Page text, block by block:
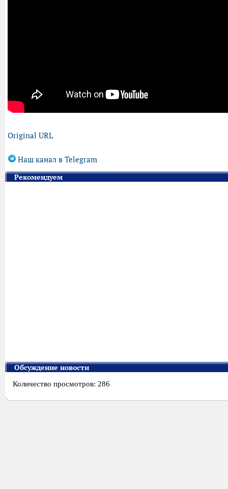
Original URL
Наш канал в Telegram
Рекомендуем
Обсуждение новости
Количество просмотров: 286